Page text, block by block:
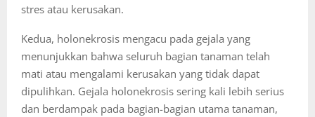
stres atau kerusakan.
Kedua, holonekrosis mengacu pada gejala yang
menunjukkan bahwa seluruh bagian tanaman telah
mati atau mengalami kerusakan yang tidak dapat
dipulihkan. Gejala holonekrosis sering kali lebih serius
dan berdampak pada bagian-bagian utama tanaman,